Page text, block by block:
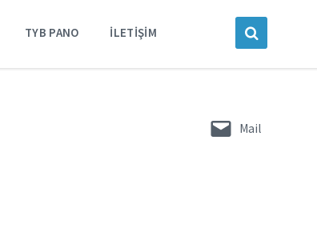
TYB PANO İLETIŞIM
Mail